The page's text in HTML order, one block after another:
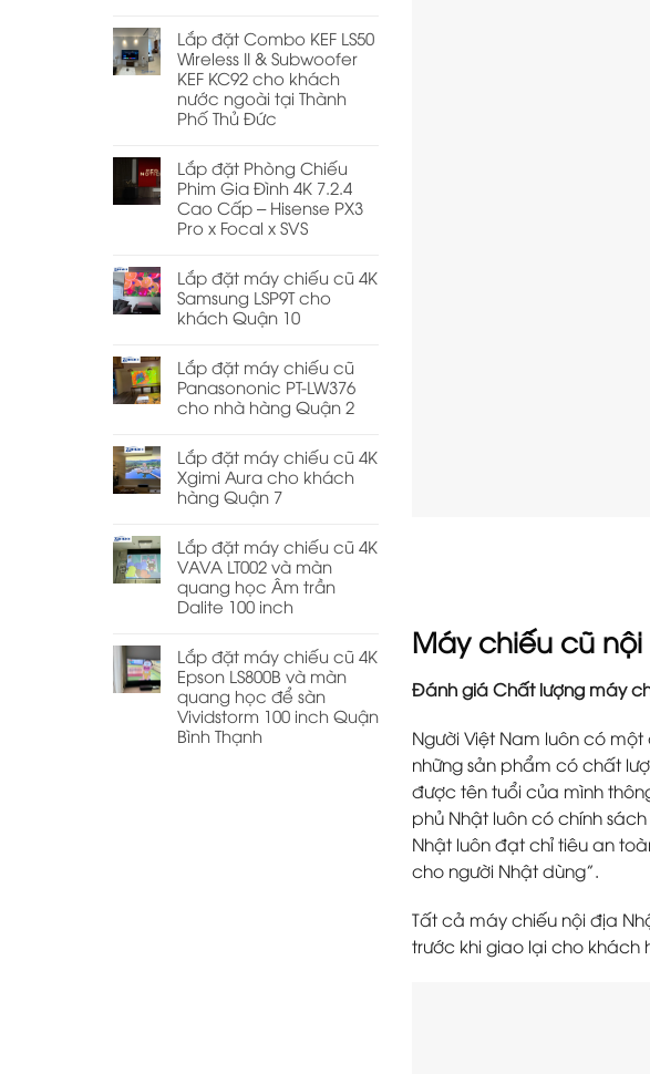
Lắp đặt Combo KEF LS50
Wireless II & Subwoofer
KEF KC92 cho khách
nước ngoài tại Thành
Phố Thủ Đức
Lắp đặt Phòng Chiếu
Phim Gia Đình 4K 7.2.4
Cao Cấp – Hisense PX3
Pro x Focal x SVS
Lắp đặt máy chiếu cũ 4K
Samsung LSP9T cho
khách Quận 10
Lắp đặt máy chiếu cũ
Panasononic PT-LW376
cho nhà hàng Quận 2
Lắp đặt máy chiếu cũ 4K
Xgimi Aura cho khách
hàng Quận 7
Lắp đặt máy chiếu cũ 4K
VAVA LT002 và màn
quang học Âm trần
Dalite 100 inch
Lắp đặt máy chiếu cũ 4K
Epson LS800B và màn
quang học để sàn
Vividstorm 100 inch Quận
Bình Thạnh
Máy chiếu cũ
Đánh giá Chất lượng máy
Người Việt Nam luôn có
những sản phẩm có chất
được tên tuổi của mình
phủ Nhật luôn có chính
Nhật luôn đạt chỉ tiêu an
cho người Nhật dùng”.
Tất cả máy chiếu nội địa
trước khi giao lại cho khách